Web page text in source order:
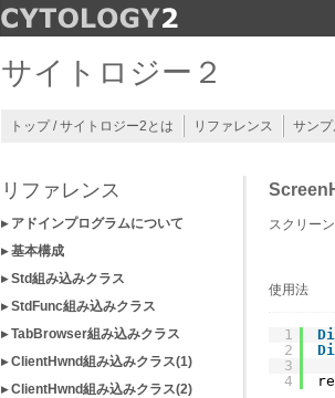
サイトロジー２
トップ / サイトロジー2とは リファレンス サン
リファレンス
▸ アドインプログラムについて
▸ 基本構成
▸ Std組み込みクラス
▸ StdFunc組み込みクラス
▸ TabBrowser組み込みクラス
▸ ClientHwnd組み込みクラス(1)
▸ ClientHwnd組み込みクラス(2)
スクリー
使用法
1
2
3
4